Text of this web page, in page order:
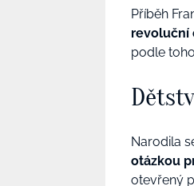
Příběh
revoluční
podle
Narodila
otázkou
otevřený